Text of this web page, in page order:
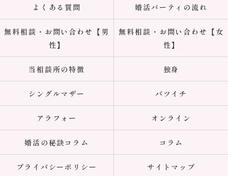
よくある質問 婚活パーティの流れ
無料相談・お問い合わせ【男
性】
無料相談・お問い合わせ【女
性】
当相談所の特徴 独身
シングルマザー バツイチ
アラフォー オンライン
婚活の秘訣コラム コラム
プライバシーポリシー サイトマップ